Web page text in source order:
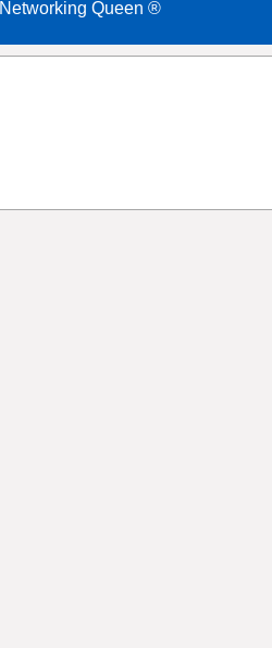
Networking Queen ®